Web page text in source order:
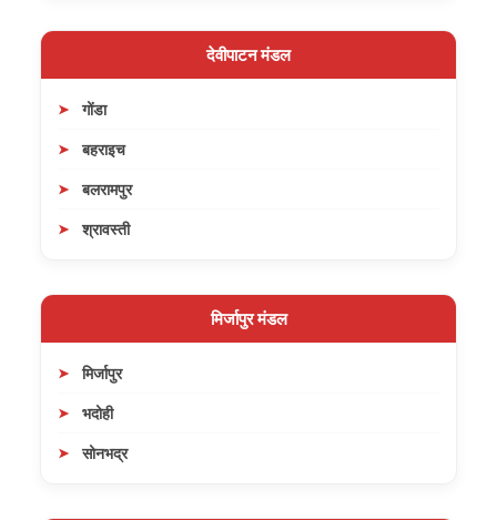
देवीपाटन मंडल
गोंडा
बहराइच
बलरामपुर
श्रावस्ती
मिर्जापुर मंडल
मिर्जापुर
भदोही
सोनभद्र